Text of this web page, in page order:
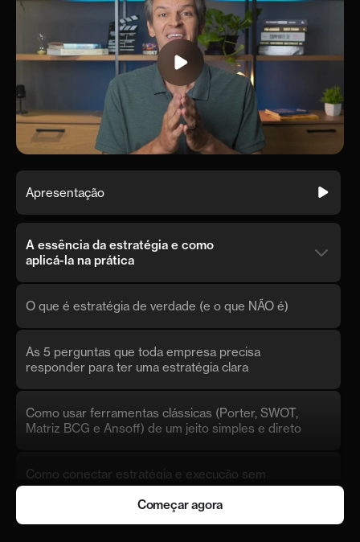
Apresentação
A essência da estratégia e como
aplicá-la na prática
O que é estratégia de verdade (e o que NÃO é)
As 5 perguntas que toda empresa precisa
responder para ter uma estratégia clara
Como usar ferramentas clássicas (Porter, SWOT,
Matriz BCG e Ansoff) de um jeito simples e direto
Como conectar estratégia e execução sem
enrolação
Começar agora